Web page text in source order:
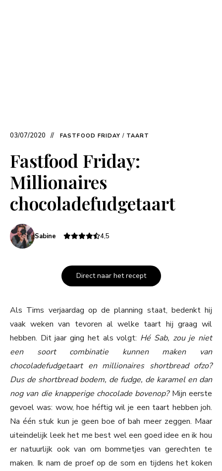
03/07/2020 FASTFOOD FRIDAY / TAART
Fastfood Friday:
Millionaires
chocoladefudgetaart
Sabine 4,5
Direct naar het recept
Als Tims verjaardag op de planning staat, bedenkt hij
vaak weken van tevoren al welke taart hij graag wil
hebben. Dit jaar ging het als volgt: Hé Sab, zou je niet
een soort combinatie kunnen maken van
chocoladefudgetaart en millionaires shortbread ofzo?
Dus de shortbread bodem, de fudge, de karamel en dan
nog van die knapperige chocolade bovenop?Mijn eerste
gevoel was: wow, hoe héftig wil je een taart hebben joh.
Na één stuk kun je geen boe of bah meer zeggen. Maar
uiteindelijk leek het me best wel een goed idee en ik hou
er natuurlijk ook van om bommetjes van gerechten te
maken. Ik nam de proef op de som en tijdens het koken